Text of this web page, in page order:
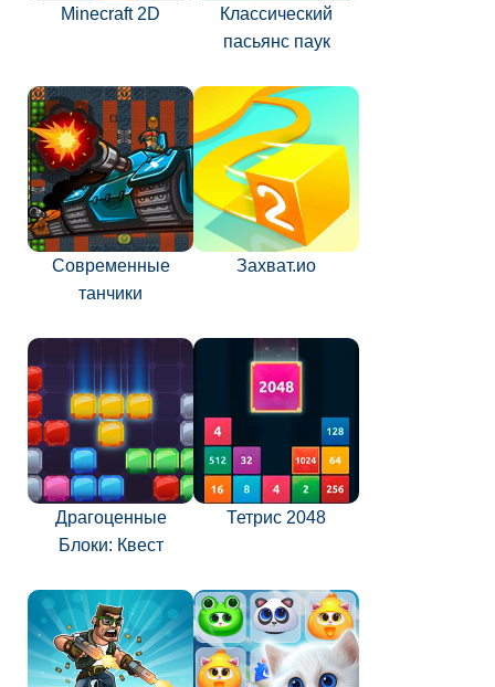
Minecraft 2D
Классический
пасьянс паук
Современные
танчики
Захват.ио
Драгоценные
Блоки: Квест
Тетрис 2048